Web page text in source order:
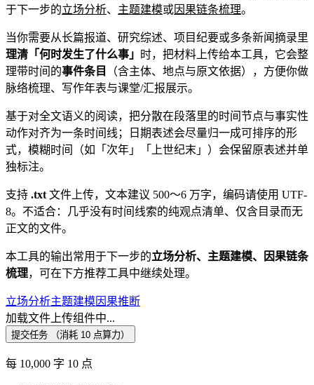
于下一步的立场分析、 主题建模或因果链条梳理。
当你需要从长篇报道、研究综述、项目纪要或多条新闻摘录里
理清「何时发生了什么事」
时，把材料上传给本工具，它会整
理带时间的事件条目
（含主体、地点与原文依据），方便你做
脉络梳理、写作年表与课堂/汇报展示。
基于对全文语义的阅读，把分散在段落里的时间节点与事实性
动作对齐为一条时间线；日期表述会尽量归一成可排序的形
式，模糊时间（如「次年」「上世纪末」）会保留原表述并单
独标注。
支持 .txt 文件上传，文本建议 500～6 万字，编码请使用 UTF-
8。不适合：几乎没有时间线索的纯观点清单、仅含目录而无
正文的文件。
本工具的输出常用于下一步的立场分析、主题建模、因果链条
梳理，可在下方推荐工具中继续处理。
立场分析主题建模因果推断
加载文件上传组件中...
提交任务 （消耗 10 点算力）
每 10,000 字 10 点